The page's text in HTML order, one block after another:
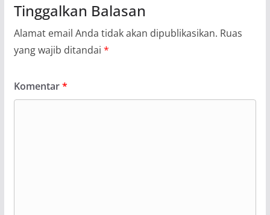
Tinggalkan Balasan
Alamat email Anda tidak akan dipublikasikan. Ruas
yang wajib ditandai *
Komentar*